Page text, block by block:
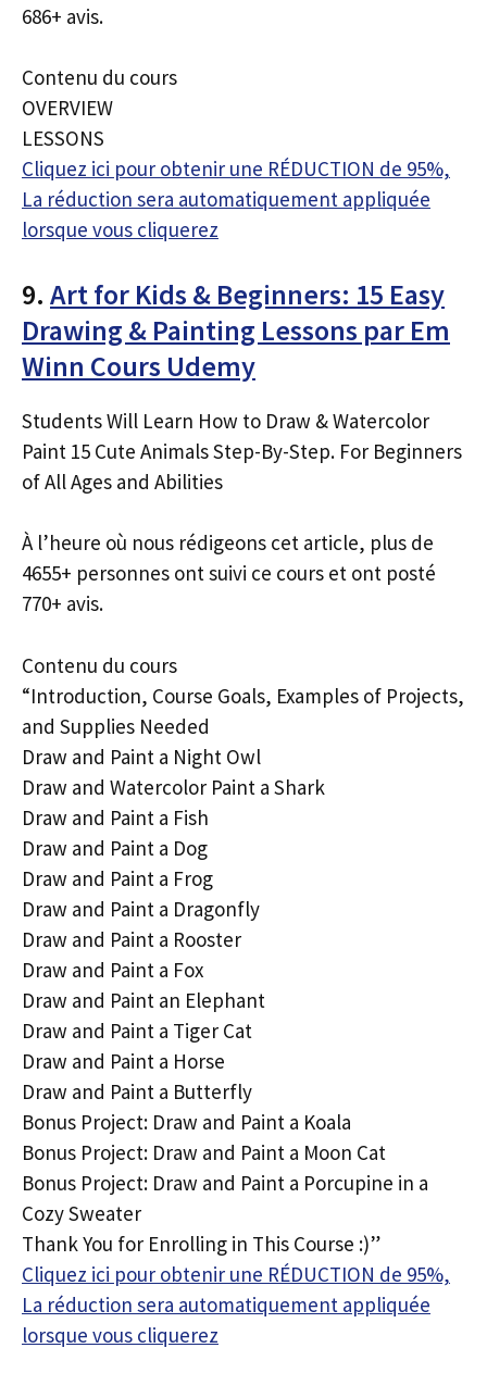
686+ avis.
Contenu du cours
OVERVIEW
LESSONS
Cliquez ici pour obtenir une RÉDUCTION de 95%,
La réduction sera automatiquement appliquée
lorsque vous cliquerez
9. Art for Kids & Beginners: 15 Easy
Drawing & Painting Lessons par Em
Winn Cours Udemy
Students Will Learn How to Draw & Watercolor
Paint 15 Cute Animals Step-By-Step. For Beginners
of All Ages and Abilities
À l’heure où nous rédigeons cet article, plus de
4655+ personnes ont suivi ce cours et ont posté
770+ avis.
Contenu du cours
“Introduction, Course Goals, Examples of Projects,
and Supplies Needed
Draw and Paint a Night Owl
Draw and Watercolor Paint a Shark
Draw and Paint a Fish
Draw and Paint a Dog
Draw and Paint a Frog
Draw and Paint a Dragonfly
Draw and Paint a Rooster
Draw and Paint a Fox
Draw and Paint an Elephant
Draw and Paint a Tiger Cat
Draw and Paint a Horse
Draw and Paint a Butterfly
Bonus Project: Draw and Paint a Koala
Bonus Project: Draw and Paint a Moon Cat
Bonus Project: Draw and Paint a Porcupine in a
Cozy Sweater
Thank You for Enrolling in This Course :)”
Cliquez ici pour obtenir une RÉDUCTION de 95%,
La réduction sera automatiquement appliquée
lorsque vous cliquerez